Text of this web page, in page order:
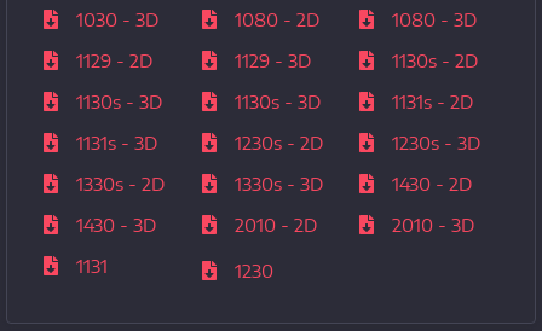
1030 - 3D
1080 - 2D
1080 - 3D
1129 - 2D
1129 - 3D
1130s - 2D
1130s - 3D
1130s - 3D
1131s - 2D
1131s - 3D
1230s - 2D
1230s - 3D
1330s - 2D
1330s - 3D
1430 - 2D
1430 - 3D
2010 - 2D
2010 - 3D
1131
1230